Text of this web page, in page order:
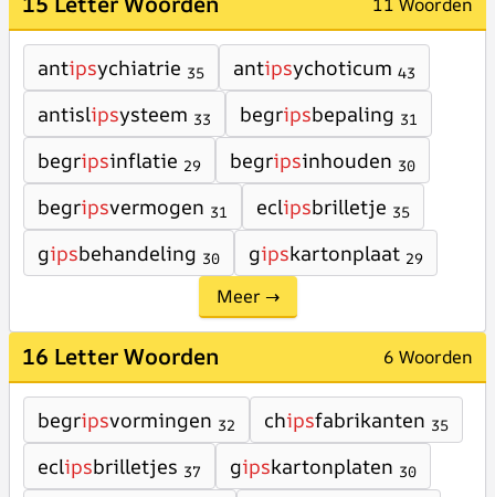
antipsychiatrie 35 antipsychoticum 43
antislipsysteem 33 begripsbepaling 31
begripsinflatie 29 begripsinhouden 30
begripsvermogen 31 eclipsbrilletje 35
gipsbehandeling 30 gipskartonplaat 29
Meer →
16 Letter Woorden 6 Woorden
begripsvormingen 32 chipsfabrikanten 35
eclipsbrilletjes 37 gipskartonplaten 30